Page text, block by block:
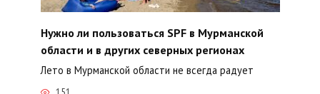
Нужно ли пользоваться SPF в Мурманской
области и в других северных регионах
Лето в Мурманской области не всегда радует